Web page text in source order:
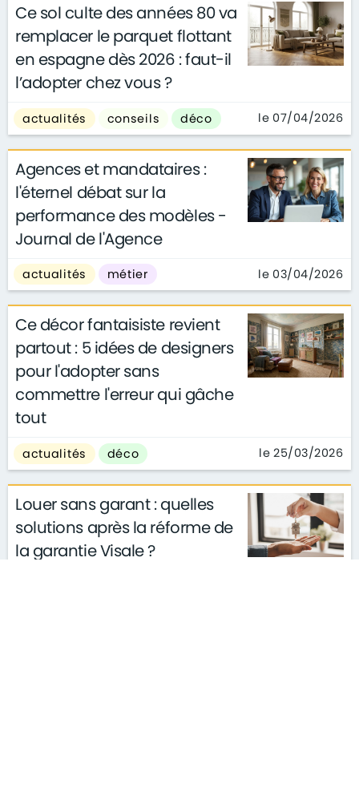
Ce sol culte des années 80 va
remplacer le parquet flottant
en espagne dès 2026 : faut-il
l’adopter chez vous ?
actualités conseils déco le 07/04/2026
Agences et mandataires :
l'éternel débat sur la
performance des modèles -
Journal de l'Agence
actualités métier le 03/04/2026
Ce décor fantaisiste revient
partout : 5 idées de designers
pour l'adopter sans
commettre l'erreur qui gâche
tout
actualités déco le 25/03/2026
Louer sans garant : quelles
solutions après la réforme de
la garantie Visale ?